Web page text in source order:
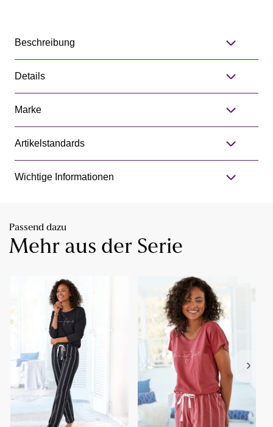
Beschreibung
Details
Marke
Artikelstandards
Wichtige Informationen
Passend dazu
Mehr aus der Serie